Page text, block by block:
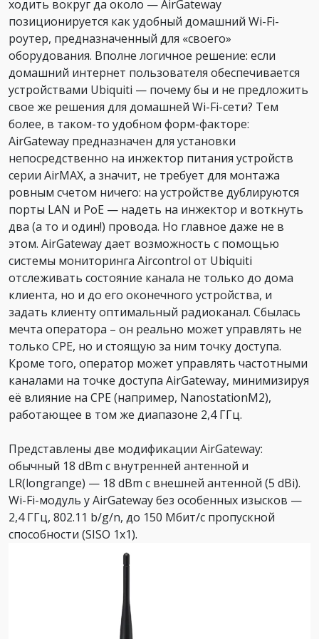
ходить вокруг да около — AirGateway
позиционируется как удобный домашний Wi-Fi-
роутер, предназначенный для «своего»
оборудования. Вполне логичное решение: если
домашний интернет пользователя обеспечивается
устройствами Ubiquiti — почему бы и не предложить
свое же решения для домашней Wi-Fi-сети? Тем
более, в таком-то удобном форм-факторе:
AirGateway предназначен для установки
непосредственно на инжектор питания устройств
серии AirMAX, а значит, не требует для монтажа
ровным счетом ничего: на устройстве дублируются
порты LAN и PoE — надеть на инжектор и воткнуть
два (а то и один!) провода. Но главное даже не в
этом. AirGateway дает возможность с помощью
системы мониторинга Aircontrol от Ubiquiti
отслеживать состояние канала не только до дома
клиента, но и до его оконечного устройства, и
задать клиенту оптимальный радиоканал. Сбылась
мечта оператора – он реально может управлять не
только CPE, но и стоящую за ним точку доступа.
Кроме того, оператор может управлять частотными
каналами на точке доступа AirGateway, минимизируя
её влияние на CPE (например, NanostationM2),
работающее в том же диапазоне 2,4 ГГц.
Представлены две модификации AirGateway:
обычный 18 dBm с внутренней антенной и
LR(longrange) — 18 dBm с внешней антенной (5 dBi).
Wi-Fi-модуль у AirGateway без особенных изысков —
2,4 ГГц, 802.11 b/g/n, до 150 Мбит/с пропускной
способности (SISO 1x1).